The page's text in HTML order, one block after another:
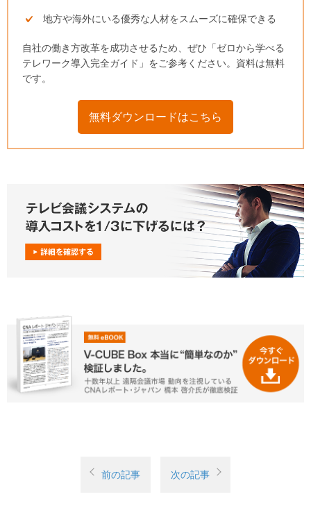
地方や海外にいる優秀な人材をスムーズに確保できる
自社の働き方改革を成功させるため、ぜひ「ゼロから学べる
テレワーク導入完全ガイド」をご参考ください。資料は無料
です。
無料ダウンロードはこちら
前の記事 次の記事